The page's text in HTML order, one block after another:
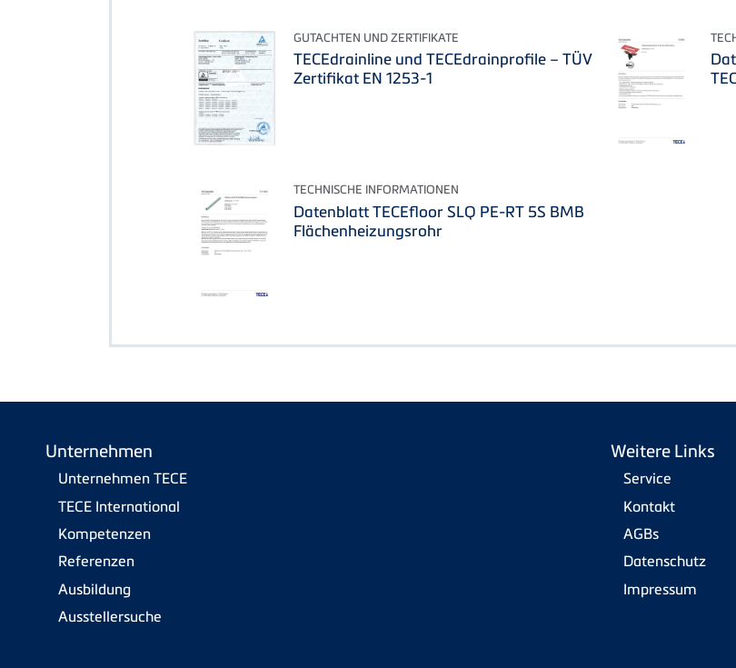
GUTACHTEN UND ZERTIFIKATE
TECEdrainline und TECEdrainprofile – TÜV
Zertifikat EN 1253-1
TECHNISCHE INFORMATIONEN
Datenblatt TECEfloor SLQ PE-RT 5S BMB
Flächenheizungsrohr
Unternehmen
Unternehmen TECE
TECE International
Kompetenzen
Referenzen
Ausbildung
Ausstellersuche
Weitere Links
Service
Kontakt
AGBs
Datenschutz
Impressum